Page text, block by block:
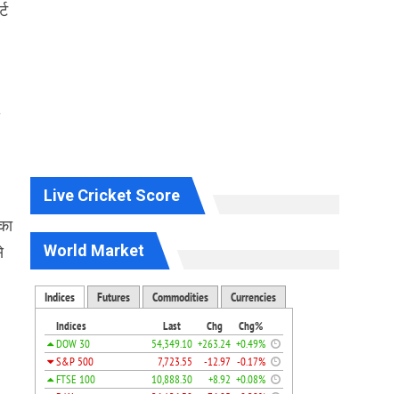
Live Cricket Score
World Market